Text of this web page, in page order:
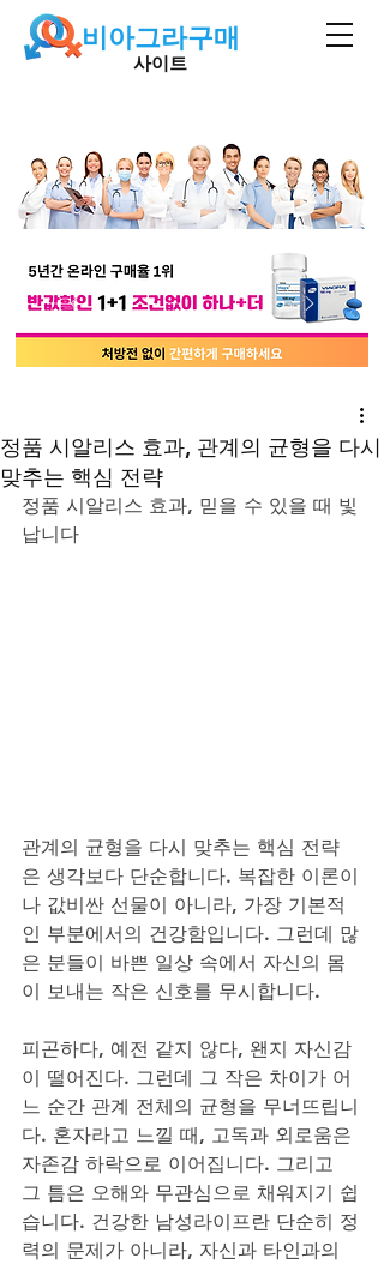
비아그라구매
사이트
정품 시알리스 효과, 관계의 균형을 다시
맞추는 핵심 전략
정품 시알리스 효과, 믿을 수 있을 때 빛
납니다
관계의 균형을 다시 맞추는 핵심 전략
은 생각보다 단순합니다. 복잡한 이론이
나 값비싼 선물이 아니라, 가장 기본적
인 부분에서의 건강함입니다. 그런데 많
은 분들이 바쁜 일상 속에서 자신의 몸
이 보내는 작은 신호를 무시합니다.
피곤하다, 예전 같지 않다, 왠지 자신감
이 떨어진다. 그런데 그 작은 차이가 어
느 순간 관계 전체의 균형을 무너뜨립니
다. 혼자라고 느낄 때, 고독과 외로움은
자존감 하락으로 이어집니다. 그리고
그 틈은 오해와 무관심으로 채워지기 쉽
습니다. 건강한 남성라이프란 단순히 정
력의 문제가 아니라, 자신과 타인과의